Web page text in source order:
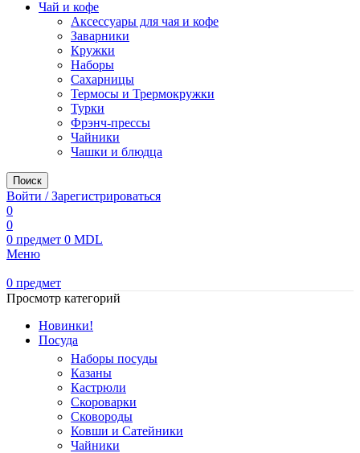
Чай и кофе
Аксессуары для чая и кофе
Заварники
Кружки
Наборы
Сахарницы
Термосы и Трермокружки
Турки
Фрэнч-прессы
Чайники
Чашки и блюдца
Поиск
Войти / Зарегистрироваться
0
0
0 предмет 0 MDL
Меню
0 предмет
Просмотр категорий
Новинки!
Посуда
Наборы посуды
Казаны
Кастрюли
Скороварки
Сковороды
Ковши и Сатейники
Чайники